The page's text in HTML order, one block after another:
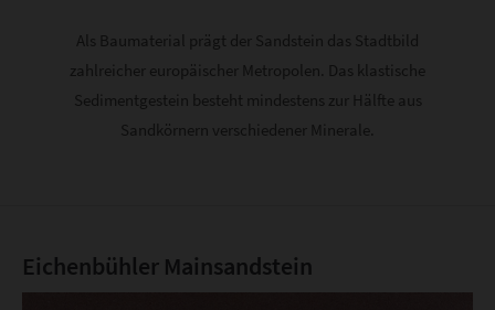
Als Baumaterial prägt der Sandstein das Stadtbild
zahlreicher europäischer Metropolen. Das klastische
Sedimentgestein besteht mindestens zur Hälfte aus
Sandkörnern verschiedener Minerale.
Eichenbühler Mainsandstein